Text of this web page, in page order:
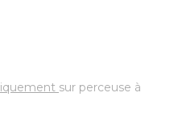
sur perceuse à